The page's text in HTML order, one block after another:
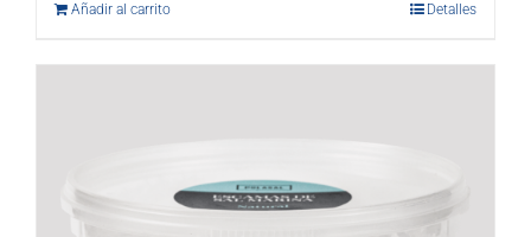
Añadir al carrito Detalles